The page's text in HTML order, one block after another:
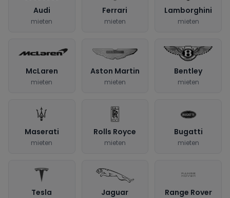
Audi
mieten
Ferrari
mieten
Lamborghini
mieten
McLaren
mieten
Aston Martin
mieten
Bentley
mieten
Maserati
mieten
Rolls Royce
mieten
Bugatti
mieten
Tesla Jaguar Range Rover